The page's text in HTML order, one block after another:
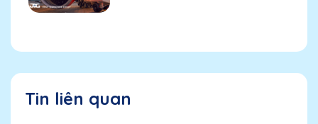
Tin liên quan